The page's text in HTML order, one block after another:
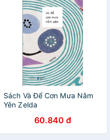
Sách Và Để Cơn Mưa Nằm
Yên Zelda
60.840 đ